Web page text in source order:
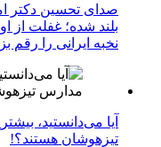
صدای تحسین دکتر
بلند شده؛ غفلت از
نخبه ایرانی را رقم
آیا می‌دانستید،
تیزهوشان هستند؟!